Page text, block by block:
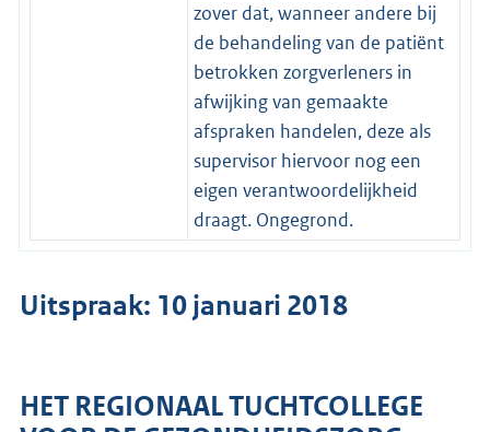
zover dat, wanneer andere bij
de behandeling van de patiënt
betrokken zorgverleners in
afwijking van gemaakte
afspraken handelen, deze als
supervisor hiervoor nog een
eigen verantwoordelijkheid
draagt. Ongegrond.
Uitspraak: 10 januari 2018
HET REGIONAAL TUCHTCOLLEGE